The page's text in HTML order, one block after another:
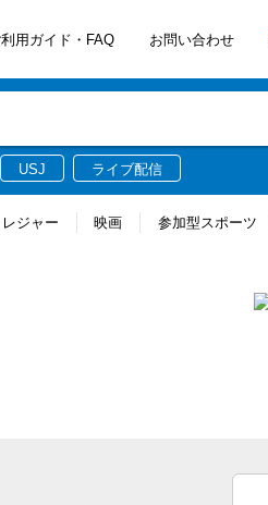
利用ガイド・FAQ お問い合わせ
USJ ライブ配信
レジャー 映画 参加型スポーツ